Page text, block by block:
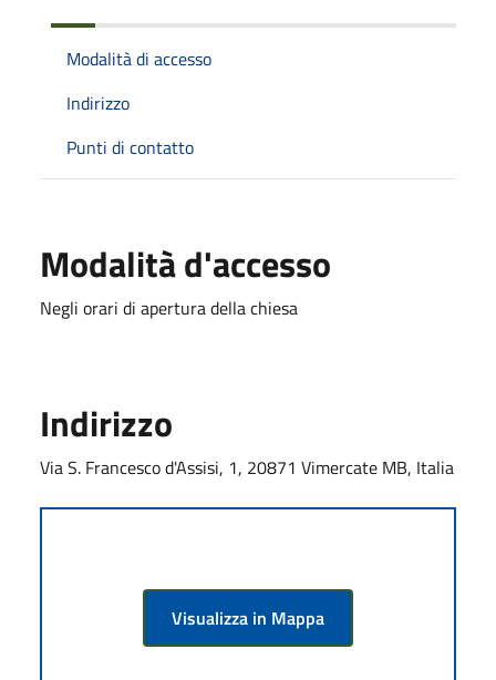
Modalità di accesso
Indirizzo
Punti di contatto
Modalità d'accesso
Negli orari di apertura della chiesa
Indirizzo
Via S. Francesco d'Assisi, 1, 20871 Vimercate MB, Italia
Visualizza in Mappa